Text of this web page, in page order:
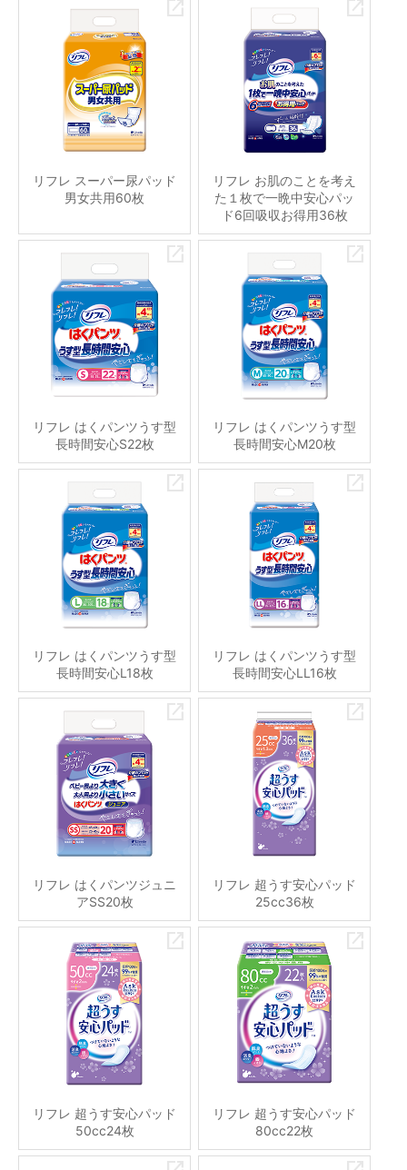
リフレ スーパー尿パッド
男女共用60枚
リフレ お肌のことを考え
た１枚で一晩中安心パッ
ド6回吸収お得用36枚
リフレ はくパンツうす型
長時間安心S22枚
リフレ はくパンツうす型
長時間安心M20枚
リフレ はくパンツうす型
長時間安心L18枚
リフレ はくパンツうす型
長時間安心LL16枚
リフレ はくパンツジュニ
アSS20枚
リフレ 超うす安心パッド
25cc36枚
リフレ 超うす安心パッド
50cc24枚
リフレ 超うす安心パッド
80cc22枚